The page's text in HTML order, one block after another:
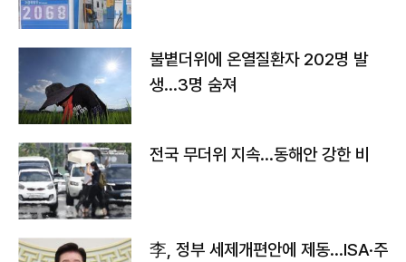
불볕더위에 온열질환자 202명 발
생…3명 숨져
전국 무더위 지속…동해안 강한 비
李, 정부 세제개편안에 제동…ISA·주